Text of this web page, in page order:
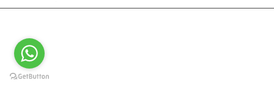
© Copyright B Healthy Medical Welness